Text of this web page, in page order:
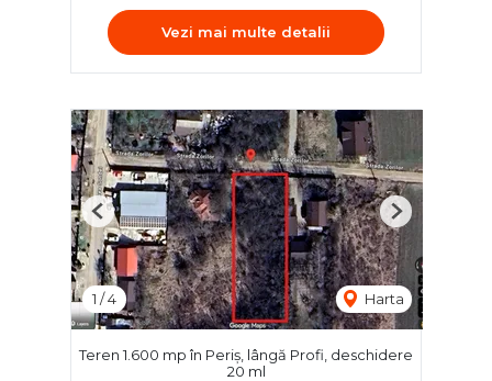
Vezi mai multe detalii
1 /4 Harta
Previous Next
Teren 1.600 mp în Periș, lângă Profi, deschidere
20 ml